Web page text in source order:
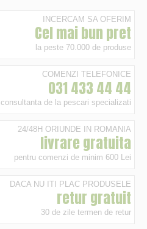
INCERCAM SA OFERIM
Cel mai bun pret
la peste 70.000 de produse
COMENZI TELEFONICE
031 433 44 44
consultanta de la pescari specializati
24/48H ORIUNDE IN ROMANIA
livrare gratuita
pentru comenzi de minim 600 Lei
DACA NU ITI PLAC PRODUSELE
retur gratuit
30 de zile termen de retur